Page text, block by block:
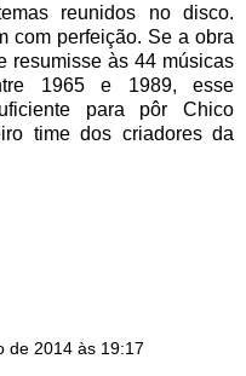
reunidos no disco.
com perfeição. Se a obra
resumisse às 44 músicas
1965 e 1989, esse
para pôr Chico
time dos criadores da
de 2014 às 19:17